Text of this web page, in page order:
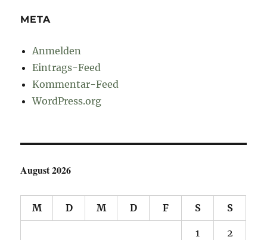
META
Anmelden
Eintrags-Feed
Kommentar-Feed
WordPress.org
August 2026
M D M D F S S
1 2